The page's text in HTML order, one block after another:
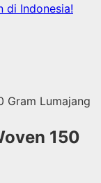
di Indonesia!
Gram Lumajang
150